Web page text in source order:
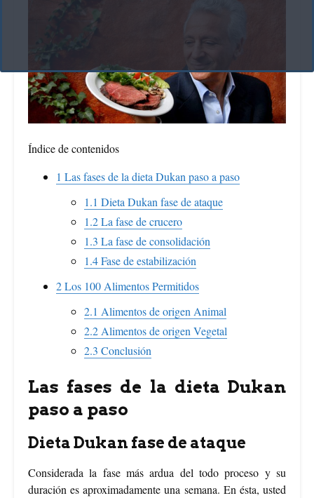
Índice de contenidos
1 Las fases de la dieta Dukan paso a paso
1.1 Dieta Dukan fase de ataque
1.2La fase de crucero
1.3 La fase de consolidación
1.4Fase de estabilización
2Los 100 Alimentos Permitidos
2.1 Alimentos de origen Animal
2.2Alimentos de origen Vegetal
2.3 Conclusión
Las fases de la dieta Dukan
paso a paso
Dieta Dukan fase de ataque
Considerada la fase más ardua del todo proceso y su
duración es aproximadamente una semana. En ésta, usted